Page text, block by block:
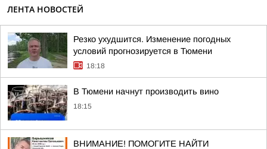
ЛЕНТА НОВОСТЕЙ
Резко ухудшится. Изменение погодных
условий прогнозируется в Тюмени
18:18
В Тюмени начнут производить вино
18:15
ВНИМАНИЕ! ПОМОГИТЕ НАЙТИ